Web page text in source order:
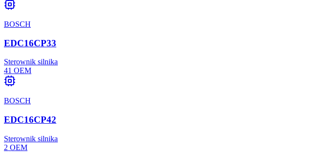
BOSCH
EDC16CP33
Sterownik silnika
41 OEM
BOSCH
EDC16CP42
Sterownik silnika
2 OEM